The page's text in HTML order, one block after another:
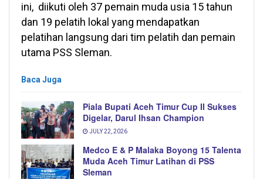
ini, diikuti oleh 37 pemain muda usia 15 tahun
dan 19 pelatih lokal yang mendapatkan
pelatihan langsung dari tim pelatih dan pemain
utama PSS Sleman.
Baca Juga
Piala Bupati Aceh Timur Cup II Sukses
Digelar, Darul Ihsan Champion
JULY 22, 2026
Medco E & P Malaka Boyong 15 Talenta
Muda Aceh Timur Latihan di PSS
Sleman